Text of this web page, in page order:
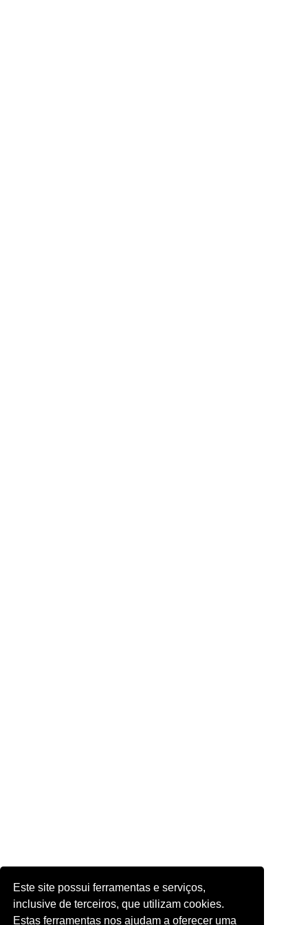
Este site possui ferramentas e serviços,
inclusive de terceiros, que utilizam cookies.
Estas ferramentas nos ajudam a oferecer uma